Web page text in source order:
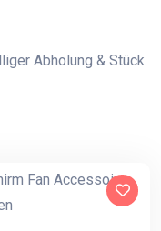
Abholung & Stück.